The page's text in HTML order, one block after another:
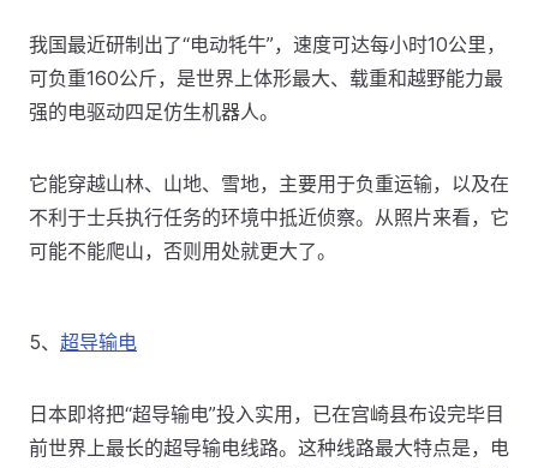
我国最近研制出了“电动牦牛”，速度可达每小时10公里，
可负重160公斤，是世界上体形最大、载重和越野能力最
强的电驱动四足仿生机器人。
它能穿越山林、山地、雪地，主要用于负重运输，以及在
不利于士兵执行任务的环境中抵近侦察。从照片来看，它
可能不能爬山，否则用处就更大了。
5、 超导输电
日本即将把“超导输电”投入实用，已在宫崎县布设完毕目
前世界上最长的超导输电线路。这种线路最大特点是，电